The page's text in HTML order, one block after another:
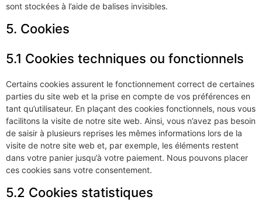
sont stockées à l’aide de balises invisibles.
5. Cookies
5.1 Cookies techniques ou fonctionnels
Certains cookies assurent le fonctionnement correct de certaines
parties du site web et la prise en compte de vos préférences en
tant qu’utilisateur. En plaçant des cookies fonctionnels, nous vous
facilitons la visite de notre site web. Ainsi, vous n’avez pas besoin
de saisir à plusieurs reprises les mêmes informations lors de la
visite de notre site web et, par exemple, les éléments restent
dans votre panier jusqu’à votre paiement. Nous pouvons placer
ces cookies sans votre consentement.
5.2 Cookies statistiques